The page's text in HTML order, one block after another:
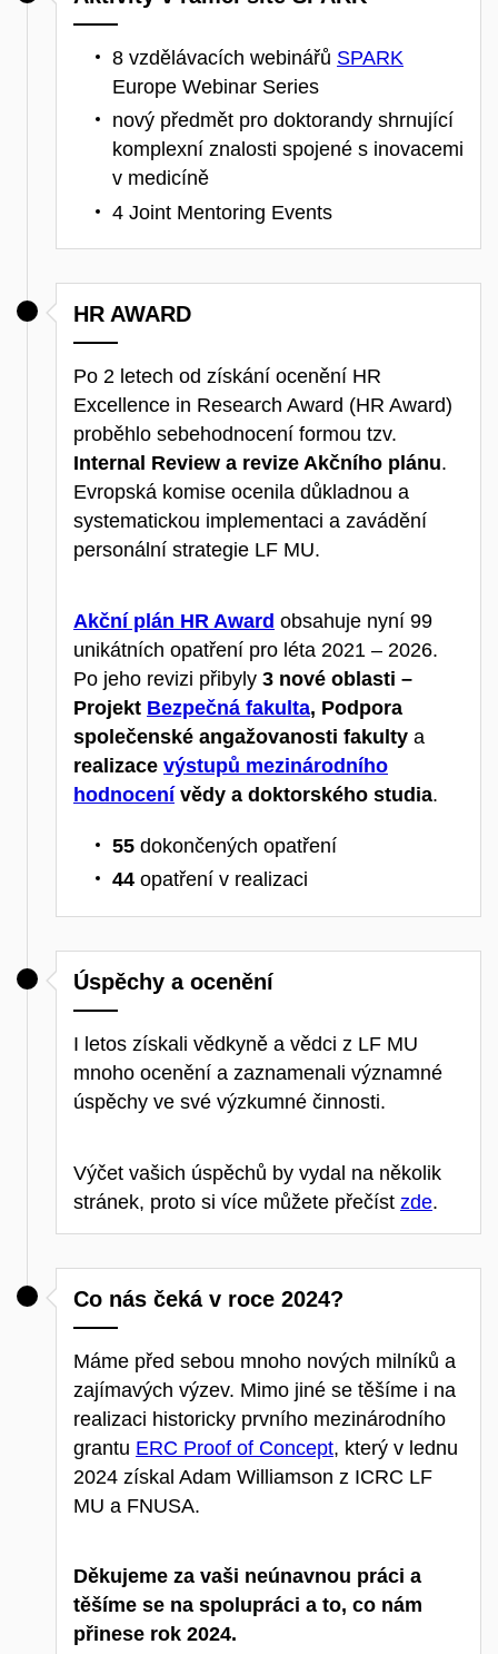
8 vzdělávacích webinářů SPARK
Europe Webinar Series
nový předmět pro doktorandy shrnující
komplexní znalosti spojené s inovacemi
v medicíně
4 Joint Mentoring Events
HR AWARD
Po 2 letech od získání ocenění HR
Excellence in Research Award (HR Award)
proběhlo sebehodnocení formou tzv.
Internal Review a revize Akčního plánu.
Evropská komise ocenila důkladnou a
systematickou implementaci a zavádění
personální strategie LF MU.
Akční plán HR Award obsahuje nyní 99
unikátních opatření pro léta 2021 – 2026.
Po jeho revizi přibyly 3 nové oblasti –
Projekt Bezpečná fakulta, Podpora
společenské angažovanosti fakulty a
realizace výstupů mezinárodního
hodnocenívědy a doktorského studia.
55 dokončených opatření
44 opatření v realizaci
Úspěchy a ocenění
I letos získali vědkyně a vědci z LF MU
mnoho ocenění a zaznamenali významné
úspěchy ve své výzkumné činnosti.
Výčet vašich úspěchů by vydal na několik
stránek, proto si více můžete přečíst zde.
Co nás čeká v roce 2024?
Máme před sebou mnoho nových milníků a
zajímavých výzev. Mimo jiné se těšíme i na
realizaci historicky prvního mezinárodního
grantu ERC Proof of Concept, který v lednu
2024 získal Adam Williamson z ICRC LF
MU a FNUSA.
Děkujeme za vaši neúnavnou práci a
těšíme se na spolupráci a to, co nám
přinese rok 2024.